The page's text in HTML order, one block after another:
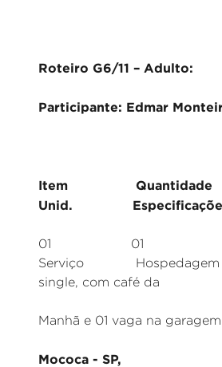
Roteiro G6/11 – Adulto:
Participante: Edmar
Item
Unid.
01
Serviço Hospedagem
single, com café da
Manhã e 01 vaga na
Mococa - SP,